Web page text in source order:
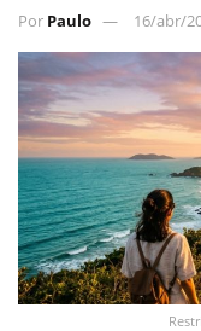
Por Paulo 16/abr/